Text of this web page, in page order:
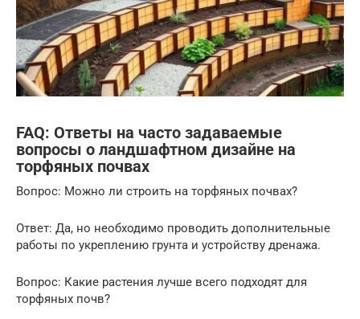
FAQ: Ответы на часто задаваемые
вопросы о ландшафтном дизайне на
торфяных почвах
Вопрос: Можно ли строить на торфяных почвах?
Ответ: Да, но необходимо проводить дополнительные
работы по укреплению грунта и устройству дренажа.
Вопрос: Какие растения лучше всего подходят для
торфяных почв?